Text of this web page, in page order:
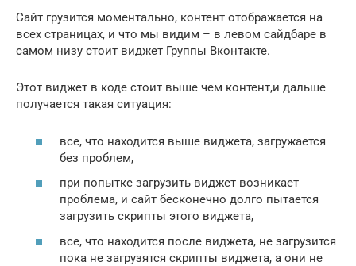
Сайт грузится моментально, контент отображается на
всех страницах, и что мы видим – в левом сайдбаре в
самом низу стоит виджет Группы Вконтакте.
Этот виджет в коде стоит выше чем контент,и дальше
получается такая ситуация:
все, что находится выше виджета, загружается
без проблем,
при попытке загрузить виджет возникает
проблема, и сайт бесконечно долго пытается
загрузить скрипты этого виджета,
все, что находится после виджета, не загрузится
пока не загрузятся скрипты виджета, а они не